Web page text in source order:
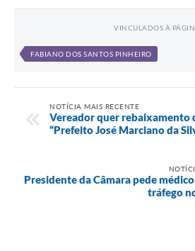
VINCULADOS À
FABIANO DOS SANTOS PINHEIRO
NOTÍCIA MAIS RECENTE
Vereador quer rebaixamento
“Prefeito José Marciano da
Presidente da Câmara pede
tráfego